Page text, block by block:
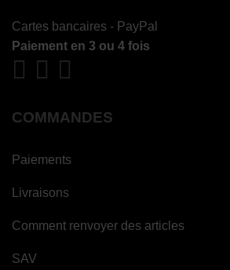
Cartes bancaires - PayPal
Paiement en 3 ou 4 fois
COMMANDES
Paiements
Livraisons
Comment renvoyer des articles
SAV